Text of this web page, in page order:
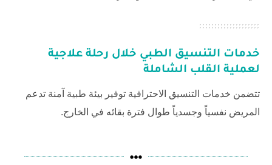
خدمات التنسيق الطبي خلال رحلة علاجية
لعملية القلب الشاملة
تتضمن خدمات التنسيق الاحترافية توفير بيئة طبية آمنة تدعم
المريض نفسياً وجسدياً طوال فترة بقائه في الخارج.